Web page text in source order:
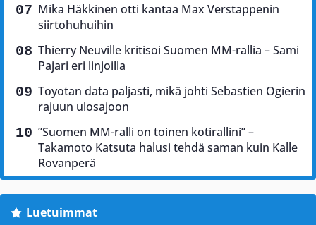
Mika Häkkinen otti kantaa Max Verstappenin
siirtohuhuihin
Thierry Neuville kritisoi Suomen MM-rallia – Sami
Pajari eri linjoilla
Toyotan data paljasti, mikä johti Sebastien Ogierin
rajuun ulosajoon
”Suomen MM-ralli on toinen kotirallini” –
Takamoto Katsuta halusi tehdä saman kuin Kalle
Rovanperä
Luetuimmat